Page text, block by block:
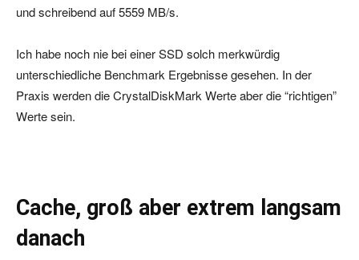
und schreibend auf 5559 MB/s.
Ich habe noch nie bei einer SSD solch merkwürdig
unterschiedliche Benchmark Ergebnisse gesehen. In der
Praxis werden die CrystalDiskMark Werte aber die “richtigen”
Werte sein.
Cache, groß aber extrem langsam
danach